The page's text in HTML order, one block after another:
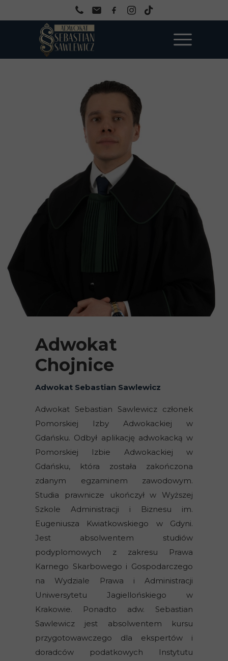
Adwokat Sebastian Sawlewicz członek
Pomorskiej Izby Adwokackiej w
Gdańsku. Odbył aplikację adwokacką w
Pomorskiej Izbie Adwokackiej w
Gdańsku, która została zakończona
zdanym egzaminem zawodowym.
Studia prawnicze ukończył w Wyższej
Szkole Administracji i Biznesu im.
Eugeniusza Kwiatkowskiego w Gdyni.
Jest absolwentem studiów
podyplomowych z zakresu Prawa
Karnego Skarbowego i Gospodarczego
na Wydziale Prawa i Administracji
Uniwersytetu Jagiellońskiego w
Krakowie. Ponadto adw. Sebastian
Sawlewicz jest absolwentem kursu
przygotowawczego dla ekspertów i
doradców podatkowych Instytutu
Adwokat
Chojnice
Adwokat Sebastian Sawlewicz